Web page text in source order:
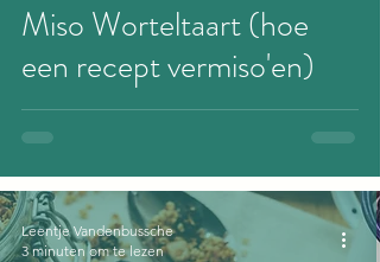
Miso Worteltaart (hoe
een recept vermiso'en)
Leentje Vandenbussche
3 minuten om te lezen